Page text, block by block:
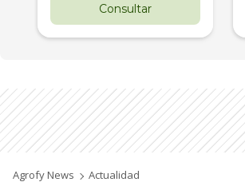
Consultar
Agrofy News Actualidad